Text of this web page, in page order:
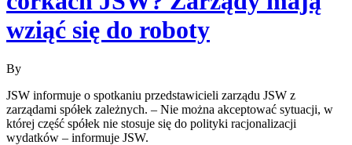
wziąć się do roboty
By
JSW informuje o spotkaniu przedstawicieli zarządu JSW z
zarządami spółek zależnych. – Nie można akceptować sytuacji, w
której część spółek nie stosuje się do polityki racjonalizacji
wydatków – informuje JSW.